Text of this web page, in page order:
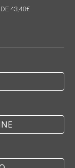
43,40€